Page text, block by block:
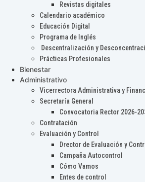
Revistas digitales
Calendario académico
Educación Digital
Programa de Inglés
Descentralización y
Prácticas Profesionales
Bienestar
Administrativo
Vicerrectora Administrativa y
Secretaría General
Convocatoria Rector 2026-
Contratación
Evaluación y Control
Drector de Evaluación y
Campaña Autocontrol
Cómo Vamos
Entes de control